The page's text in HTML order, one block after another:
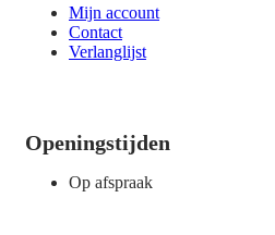
Mijn account
Contact
Verlanglijst
Openingstijden
Op afspraak